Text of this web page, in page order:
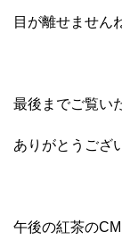
目が離せません
最後までご覧い
ありがとうござ
午後の紅茶の